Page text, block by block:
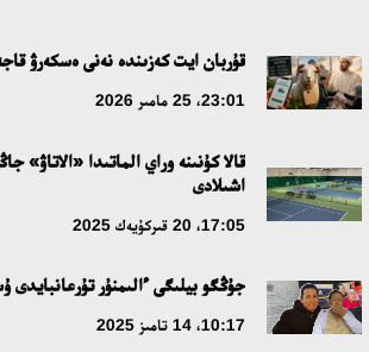
مە؟
18:16، 20 شىلدە 2026
ۇلتتىق ءارحيۆتىڭ اشىلعانىنا
دامۋ باعىتى
مەملەكەت باسشىسى كوبەيتۇز كولىنىڭ جاي-كۇيىنە
قۇربان ايت كەزىندە نەنى ەسكەرۋ
23:01، 25 مامىر 2026
قالا كۇنىنە وراي الماتىدا «الاتاۋ»
اشىلادى
17:05، 20 قىركۇيەك 2025
جۇڭگو بيلىگى ءالىمنۇر تۇرعانبايدى
10:17، 14 تامىز 2025